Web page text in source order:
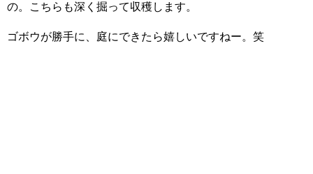
の。こちらも深く掘って収穫します。
ゴボウが勝手に、庭にできたら嬉しいですねー。笑